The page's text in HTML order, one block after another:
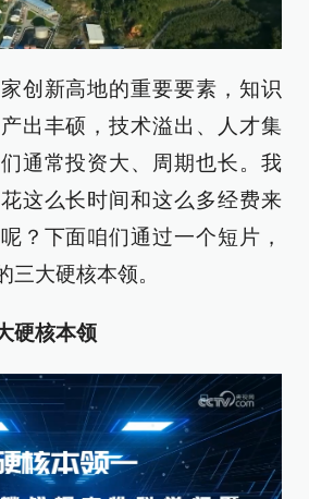
创新高地的重要要素，知识
出丰硕，技术溢出、人才集
通常投资大、周期也长。我
这么长时间和这么多经费来
？下面咱们通过一个短片，
三大硬核本领。
硬核本领